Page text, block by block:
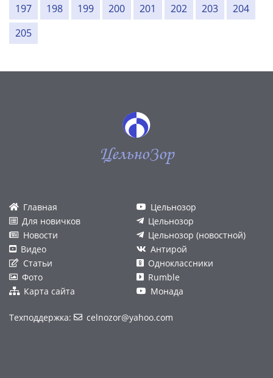
197
198 199 200 201 202 203
204
205
ЦельноЗор
Главная
Для новичков
Новости
Видео
Статьи
Фото
Карта сайта
Цельнозор
Цельнозор
Цельнозор (новостной)
Антирой
Одноклассники
Rumble
Монада
Техподдержка: celnozor@yahoo.com